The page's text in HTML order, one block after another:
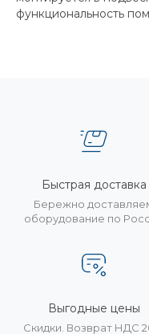
функциональность
Быстрая доставка
Бережно
оборудование по
Выгодные цены
Скидки. Возврат НДС